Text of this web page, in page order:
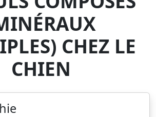
CHEZ LE
CHIEN